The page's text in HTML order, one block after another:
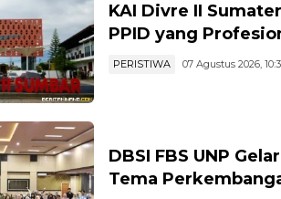
KAI Divre II
PPID yang
PERISTIWA 07 Agustus 2026,
DBSI FBS UNP
Tema